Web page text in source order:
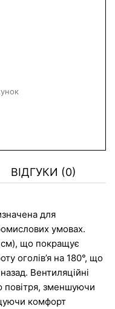
ВІДГУКИ (0)
для
умовах.
що покращує
оголів’я на 180°, що
Вентиляційні
повітря, зменшуючи
комфорт